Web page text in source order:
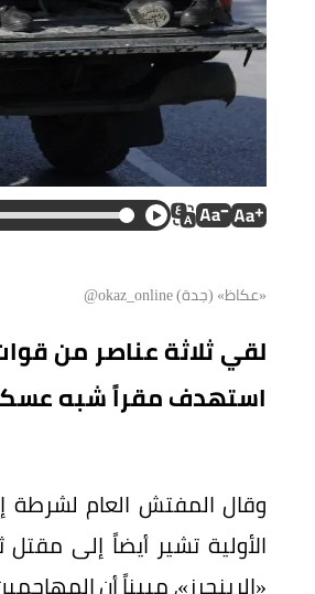
«عكاظ» (جدة) okaz_online@
لقي ثلاثة عناصر من
استهدف مقراً شبه
وقال المفتش العام لشرطة
الأولية تشير أيضاً إلى
«الرينجرز»، مبيناً أن